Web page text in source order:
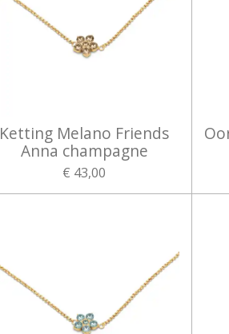
Ketting Melano Friends
Anna champagne
€ 43,00